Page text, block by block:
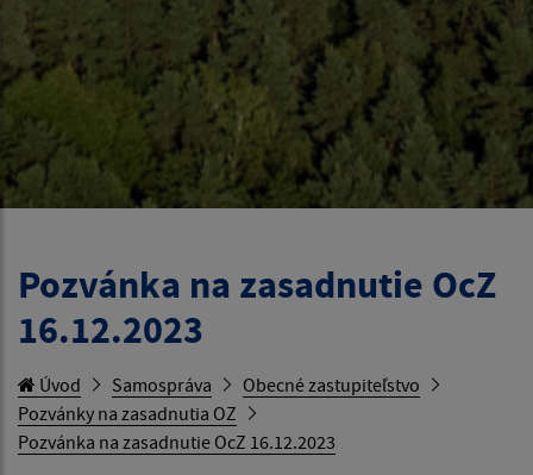
Pozvánka na zasadnutie OcZ
16.12.2023
Úvod Samospráva
Obecné zastupiteľstvo
Pozvánky na zasadnutia OZ
Pozvánka na zasadnutie OcZ 16.12.2023